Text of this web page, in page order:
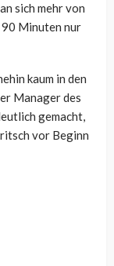
sich mehr von
Minuten nur
kaum in den
Manager des
gemacht,
vor Beginn